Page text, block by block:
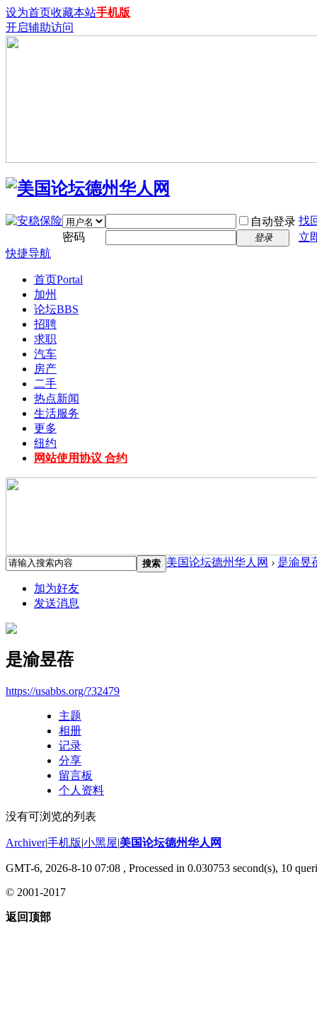
设为首页收藏本站手机版
开启辅助访问
自动登录 找
密码
登录
立
快捷导航
首页Portal
加州
论坛BBS
招聘
求职
汽车
房产
二手
热点新闻
生活服务
更多
纽约
网站使用协议 合约
搜索 美国论坛德州华人网 › 是渝昱
加为好友
发送消息
是渝昱蓓
https://usabbs.org/?32479
主题
相册
记录
分享
留言板
个人资料
没有可浏览的列表
Archiver|手机版|小黑屋|美国论坛德州华人网
GMT-6, 2026-8-10 07:08 , Processed in 0.030753 second(s), 10
© 2001-2017
返回顶部